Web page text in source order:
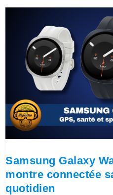
Samsung Galaxy
montre connectée
quotidien